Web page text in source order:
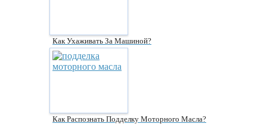
Как Ухаживать За Машиной?
Как Распознать Подделку Моторного Масла?